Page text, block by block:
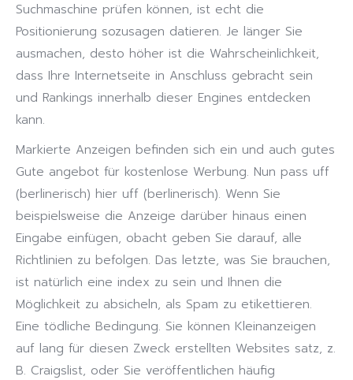
Suchmaschine prüfen können, ist echt die
Positionierung sozusagen datieren. Je länger Sie
ausmachen, desto höher ist die Wahrscheinlichkeit,
dass Ihre Internetseite in Anschluss gebracht sein
und Rankings innerhalb dieser Engines entdecken
kann.
Markierte Anzeigen befinden sich ein und auch gutes
Gute angebot für kostenlose Werbung. Nun pass uff
(berlinerisch) hier uff (berlinerisch). Wenn Sie
beispielsweise die Anzeige darüber hinaus einen
Eingabe einfügen, obacht geben Sie darauf, alle
Richtlinien zu befolgen. Das letzte, was Sie brauchen,
ist natürlich eine index zu sein und Ihnen die
Möglichkeit zu absicheln, als Spam zu etikettieren.
Eine tödliche Bedingung. Sie können Kleinanzeigen
auf lang für diesen Zweck erstellten Websites satz, z.
B. Craigslist, oder Sie veröffentlichen häufig